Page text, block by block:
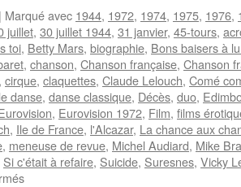
| Marqué avec 1944, 1972, 1974, 1975, 1976,
juillet, 30 juillet 1944, 31 janvier, 45-tours,
toi, Betty Mars, biographie, Bons baisers à
, chanson, Chanson française, Chanson
, cirque, claquettes, Claude Lelouch, Comé
danse, danse classique, Décès, duo,
, Eurovision 1972, Film, films
, Ile de France, l'Alcazar, La chance aux
, meneuse de revue, Michel Audiard, Mike
Si c'était à refaire, Suicide, Suresnes, Vicky
sur